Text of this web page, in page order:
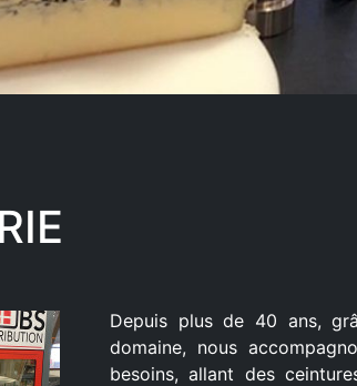
Depuis plus de 40 ans,
domaine, nous
besoins, allant des